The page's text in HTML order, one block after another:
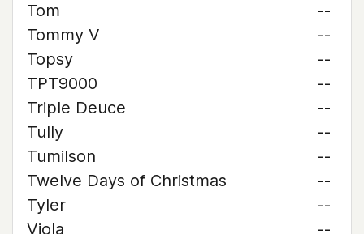
Tom
--
Tommy V
--
Topsy
--
TPT9000
--
Triple Deuce
--
Tully
--
Tumilson
--
Twelve Days of Christmas
--
Tyler
--
Viola
--